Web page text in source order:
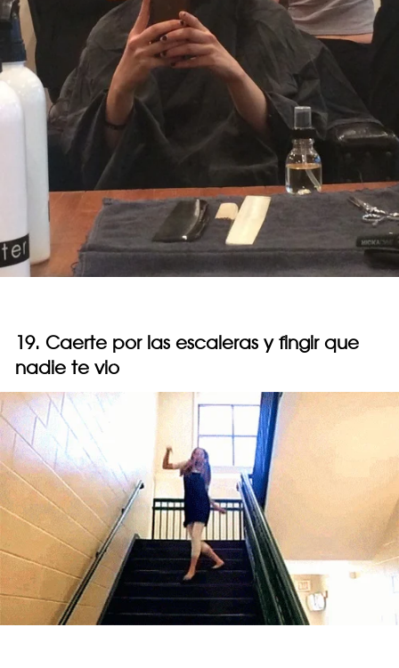
19. Caerte por las escaleras y fingir que
nadie te vio